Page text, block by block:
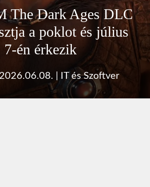
The Dark Ages DLC
a poklot és július
7-én érkezik
2026.06.08. IT és Szoftver